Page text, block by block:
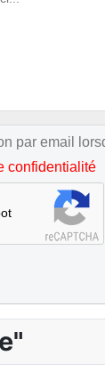
par email
confidentialité